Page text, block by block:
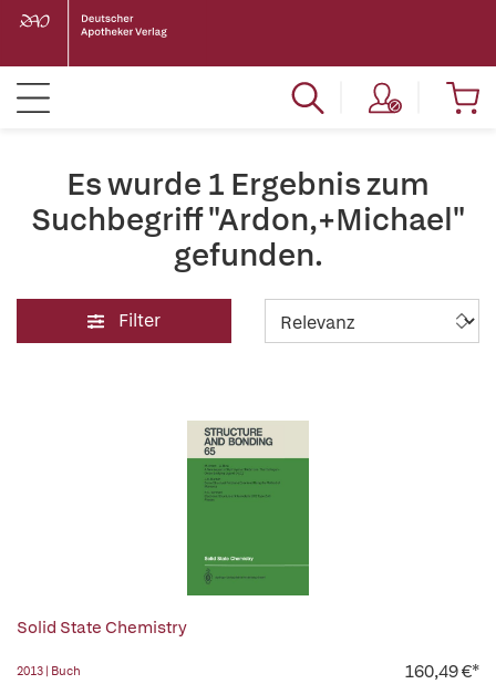
Es wurde 1 Ergebnis zum
Suchbegriff "Ardon,+Michael"
gefunden.
Filter
Solid State Chemistry
2013 | Buch 160,49 €*